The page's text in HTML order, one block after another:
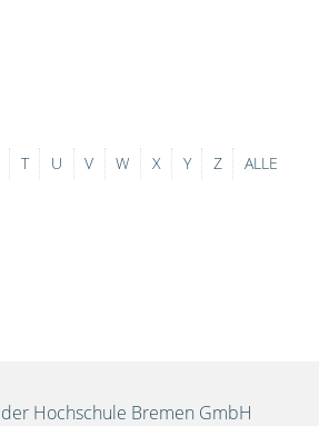
T U V W X Y Z ALLE
Hochschule Bremen GmbH